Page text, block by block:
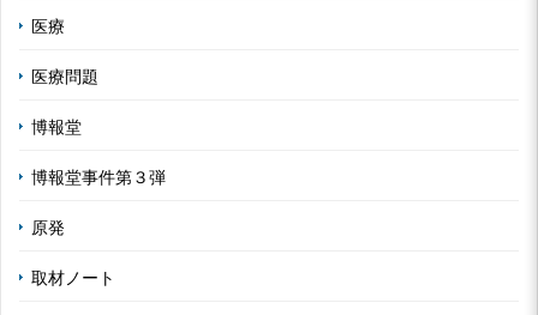
医療
医療問題
博報堂
博報堂事件第３弾
原発
取材ノート